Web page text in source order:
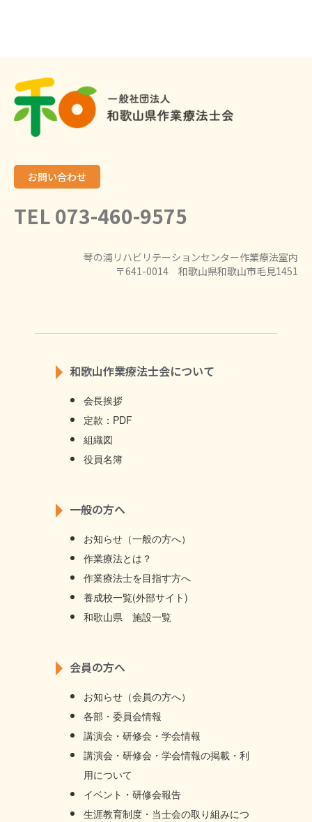
お問い合わせ
TEL 073-460-9575
琴の浦リハビリテーションセンター作業療法室内
〒641-0014 和歌山県和歌山市毛見1451
和歌山作業療法士会について
会長挨拶
定款：PDF
組織図
役員名簿
一般の方へ
お知らせ（一般の方へ）
作業療法とは？
作業療法士を目指す方へ
養成校一覧(外部サイト)
和歌山県 施設一覧
会員の方へ
お知らせ（会員の方へ）
各部・委員会情報
講演会・研修会・学会情報
講演会・研修会・学会情報の掲載・利
用について
イベント・研修会報告
生涯教育制度・当士会の取り組みにつ